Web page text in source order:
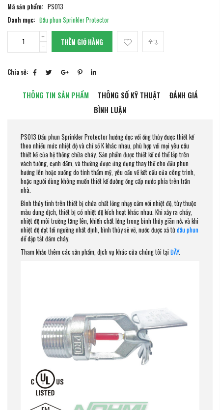
Mã sản phẩm: PS013
Danh mục: Đầu phun Sprinkler Protector
THÊM GIỎ HÀNG
Chia sẻ:
THÔNG TIN SẢN PHẨM THÔNG SỐ KỸ THUẬT
ĐÁNH GIÁ
BÌNH LUẬN
PS013 Đầu phun Sprinkler Protector hướng dọc với ống thủy được thiết kế
theo nhiều mức nhiệt độ và chỉ số K khác nhau, phù hợp với mọi yêu cầu
thiết kế của hệ thống chữa cháy. Sản phẩm được thiết kế có thể lắp trên
vách tường, cạnh dầm, và thường được ứng dụng thay thế cho đầu phun
hướng lên hoặc xuống do tính thẩm mỹ, yêu cầu về kết cấu của công trình,
hoặc người dùng không muốn thiết kế đường ống cấp nước phía trên trần
nhà.
Bình thủy tinh trên thiết bị chứa chất lỏng nhạy cảm với nhiệt độ, tùy thuộc
màu dung dịch, thiết bị có nhiệt độ kích hoạt khác nhau. Khi xảy ra cháy,
nhiệt độ môi trường tăng lên, khiến chất lỏng trong bình thủy giãn nở; và khi
nhiệt độ đạt tới ngưỡng nhất định, bình thủy sẽ vỡ, nước được xả từđầu phun
để dập tắt đám cháy.
Tham khảo thêm các sản phẩm, dịch vụ khác của chúng tôi tại ĐÂY.